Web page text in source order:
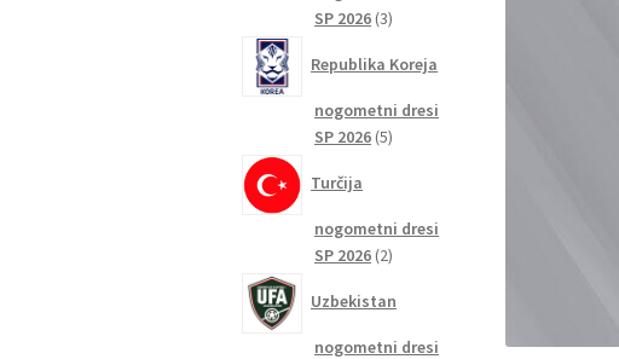
SP 2026 33
Republika Koreja
nogometni dresi
SP 2026 55
Turčija
nogometni dresi
SP 2026 22
Uzbekistan
nogometni dresi